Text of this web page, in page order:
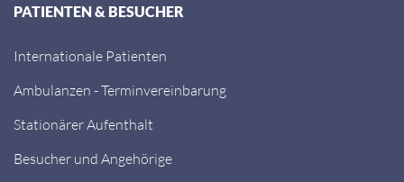
PATIENTEN & BESUCHER
Internationale Patienten
Ambulanzen - Terminvereinbarung
Stationärer Aufenthalt
Besucher und Angehörige